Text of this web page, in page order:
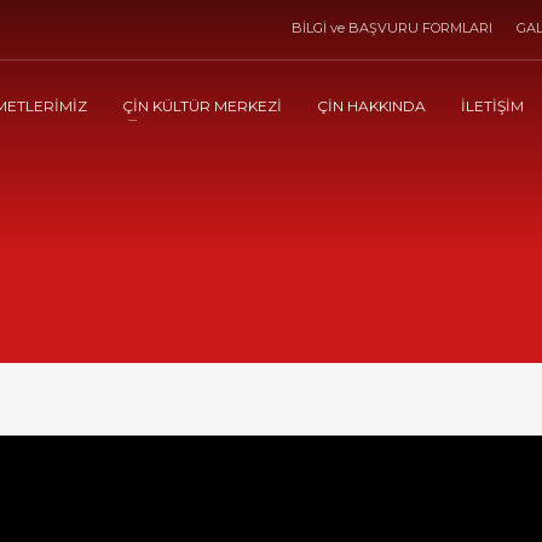
BİLGİ ve BAŞVURU FORMLARI
ÇİN KÜLTÜR MERKEZİ ÇİN HAKKINDA İLETİŞİM